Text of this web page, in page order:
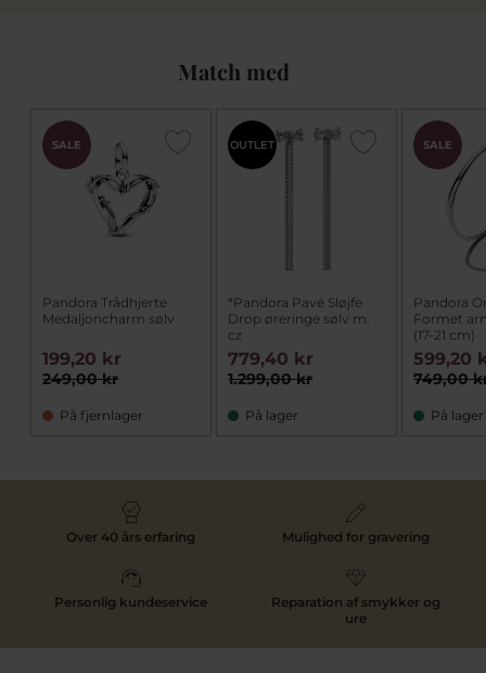
Match med
SALE
Pandora Trådhjerte
Medaljoncharm sølv
249,00 kr
199,20 kr
På fjernlager
OUTLET
*Pandora Pavé Sløjfe
Drop øreringe sølv m.
cz
1.299,00 kr
779,40 kr
På lager
SALE
Pandora
Formet
(17-21 cm)
749,00
599,20
På lager
Over 40 års erfaring Mulighed for gravering
Personlig kundeservice
Reparation af smykker og
ure